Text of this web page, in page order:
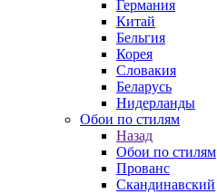
Германия
Китай
Бельгия
Корея
Словакия
Беларусь
Нидерланды
Обои по стилям
Назад
Обои по стилям
Прованс
Скандинавский